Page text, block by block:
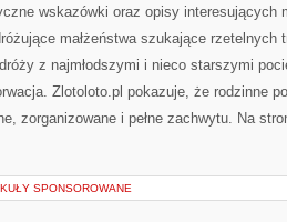
wskazówki oraz opisy interesujących
małżeństwa szukające rzetelnych
z najmłodszymi i nieco starszymi
Zlotoloto.pl pokazuje, że rodzinne
zorganizowane i pełne zachwytu. Na
SPONSOROWANE